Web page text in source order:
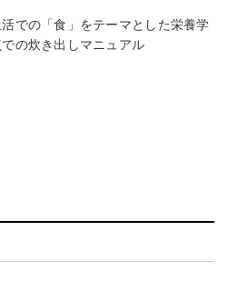
での「食」をテーマとした栄養学
の炊き出しマニュアル